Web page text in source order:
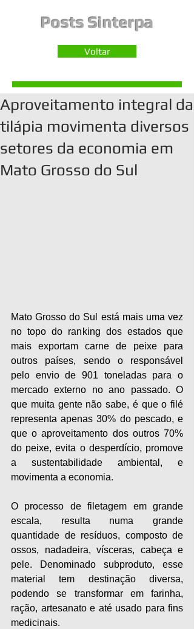
Posts Sinterpa
Voltar
Aproveitamento integral da
tilápia movimenta diversos
setores da economia em
Mato Grosso do Sul
Mato Grosso do Sul está mais uma vez
no topo do ranking dos estados que
mais exportam carne de peixe para
outros países, sendo o responsável
pelo envio de 901 toneladas para o
mercado externo no ano passado. O
que muita gente não sabe, é que o filé
representa apenas 30% do pescado, e
que o aproveitamento dos outros 70%
do peixe, evita o desperdício, promove
a sustentabilidade ambiental, e
movimenta a economia.
O processo de filetagem em grande
escala, resulta numa grande
quantidade de resíduos, composto de
ossos, nadadeira, vísceras, cabeça e
pele. Denominado subproduto, esse
material tem destinação diversa,
podendo se transformar em farinha,
ração, artesanato e até usado para fins
medicinais.